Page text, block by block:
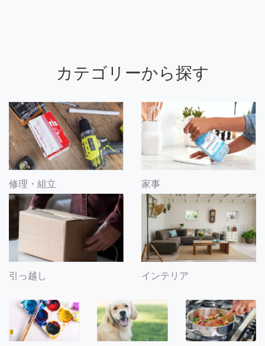
カテゴリーから探す
修理・組立 家事
引っ越し インテリア